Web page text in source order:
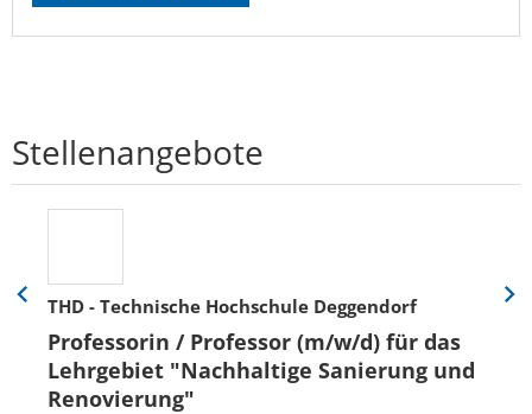
Stellenangebote
THD - Technische Hochschule Deggendorf
Professorin / Professor (m/w/d) für das
Lehrgebiet "Nachhaltige Sanierung und
Renovierung"
Eine
zurück
Eine